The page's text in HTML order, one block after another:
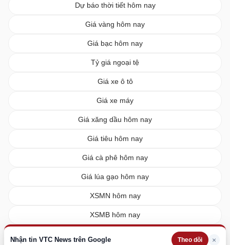
Nhận tin VTC News trên Google Theo dõi ×
Dự báo thời tiết hôm nay
Giá vàng hôm nay
Giá bạc hôm nay
Tỷ giá ngoại tệ
Giá xe ô tô
Giá xe máy
Giá xăng dầu hôm nay
Giá tiêu hôm nay
Giá cà phê hôm nay
Giá lúa gạo hôm nay
XSMN hôm nay
XSMB hôm nay